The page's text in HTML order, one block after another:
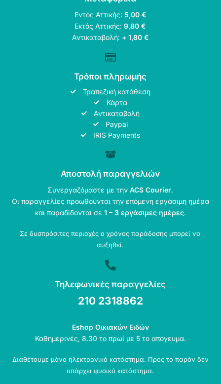
Εντός Αττικής: 5,00 €
Εκτός Αττικής:9,80 €
Αντικαταβολή: + 1,80 €
Τρόποι πληρωμής
Τραπεζική κατάθεση
Κάρτα
Αντικαταβολή
Paypal
IRIS Payments
Αποστολή παραγγελιών
Συνεργαζόμαστε με τηνACS Courier.
Οι παραγγελίες προωθούνται την επόμενη εργάσιμη ημέρα
και παραδίδονται σε 1 – 3 εργάσιμες ημέρες.
Σε δυσπρόσιτες περιοχές ο χρόνος παράδοσης μπορεί να
αυξηθεί.
Τηλεφωνικές παραγγελίες
210 2318862
Eshop Οικιακών Ειδών
Καθημερινές, 8.30 το πρωί με 5 το απόγευμα.
Διαθέτουμε μόνο ηλεκτρονικό κατάστημα. Προς το παρόν δεν
υπάρχει φυσικό κατάστημα.